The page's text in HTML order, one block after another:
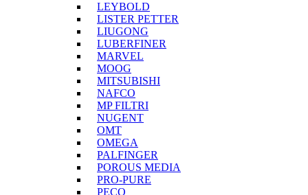
LEYBOLD
LISTER PETTER
LIUGONG
LUBERFINER
MARVEL
MOOG
MITSUBISHI
NAFCO
MP FILTRI
NUGENT
OMT
OMEGA
PALFINGER
POROUS MEDIA
PRO-PURE
PECO